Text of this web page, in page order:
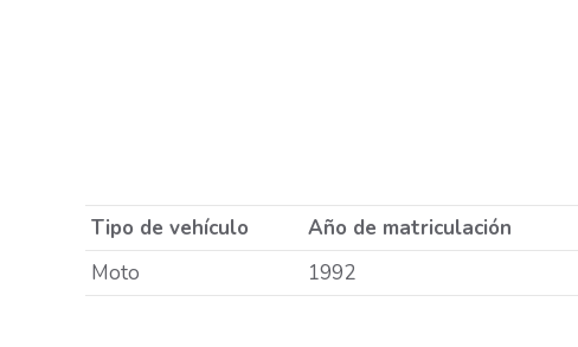
Tipo de vehículo Año de matriculación
Moto
1992